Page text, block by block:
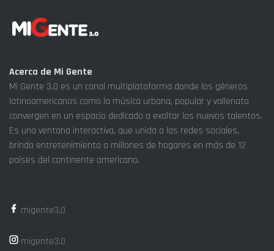
Acerca de Mi Gente
Mi Gente 3.0 es un canal multiplataforma donde los géneros
latinoamericanos como la música urbana, popular y vallenato
convergen en un espacio dedicado a exaltar los nuevos talentos.
Es una ventana interactiva, que unida a las redes sociales,
brinda entretenimiento a millones de hogares en más de 12
países del continente americano.
migente3.0
migente3.0